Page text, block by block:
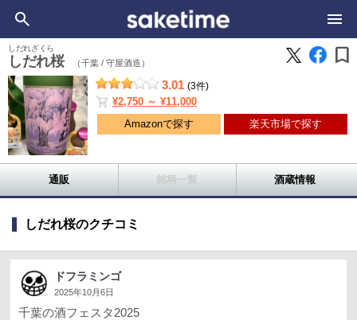
しだれ桜
しだれざくら
（千葉 / 守屋酒造） bookmark
3.01 (3件)
shopping_cart ¥2,750 ～ ¥11,000
Amazonで探す 楽天市場で探す
通販 銘柄一覧 酒蔵情報
しだれ桜のクチコミ
ドフラミンゴ
2025年10月6日
千葉の酒フェスタ2025